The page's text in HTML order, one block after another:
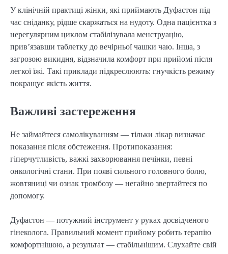
У клінічній практиці жінки, які приймають Дуфастон під
час сніданку, рідше скаржаться на нудоту. Одна пацієнтка з
нерегулярним циклом стабілізувала менструацію,
прив’язавши таблетку до вечірньої чашки чаю. Інша, з
загрозою викидня, відзначила комфорт при прийомі після
легкої їжі. Такі приклади підкреслюють: гнучкість режиму
покращує якість життя.
Важливі застереження
Не займайтеся самолікуванням — тільки лікар визначає
показання після обстеження. Протипоказання:
гіперчутливість, важкі захворювання печінки, певні
онкологічні стани. При появі сильного головного болю,
жовтяниці чи ознак тромбозу — негайно звертайтеся по
допомогу.
Дуфастон — потужний інструмент у руках досвідченого
гінеколога. Правильний момент прийому робить терапію
комфортнішою, а результат — стабільнішим. Слухайте свій